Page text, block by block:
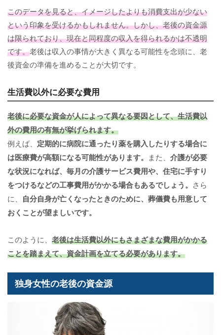
このデータを見ると、イメージしたよりも消費支出が少ない
という印象を受けるかもしれません。しかし、老後の資金源
は限られており、現在と同程度の収入を得られるかは不透明
です。老後は収入の事情が大きく異なる可能性を念頭に、老
後資金の準備を進めることが大切です。
生活費以外に必要な費用
老後に必要な資金が人によって異なる要因として、生活費以
外の費用の有無が挙げられます。
例えば、 定期的に病院に通ったり薬を購入したりする場合に
は医療費が高額になる可能性があります。 また、 介護が必要
な状況になれば、毎月の介護サービス費用や、住宅に手すり
をつけるなどの工事費用がかかる場合もあるでしょう。 さら
に、 自分自身が亡くなったときのために、葬儀費も用意して
おくことが望ましいです。
このように、 老後は生活費以外にもさまざまな費用がかかる
ことを踏まえて、資金計画を立てる必要があります。
独身女性の老後の資金源